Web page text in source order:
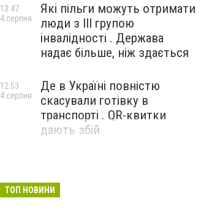
Які пільги можуть отримати
люди з III групою
інвалідності . Держава
надає більше, ніж здається
13:47
4 серпня
Де в Україні повністю
скасували готівку в
транспорті . QR-квитки
дають збій
12:53
4 серпня
ТОП НОВИНИ